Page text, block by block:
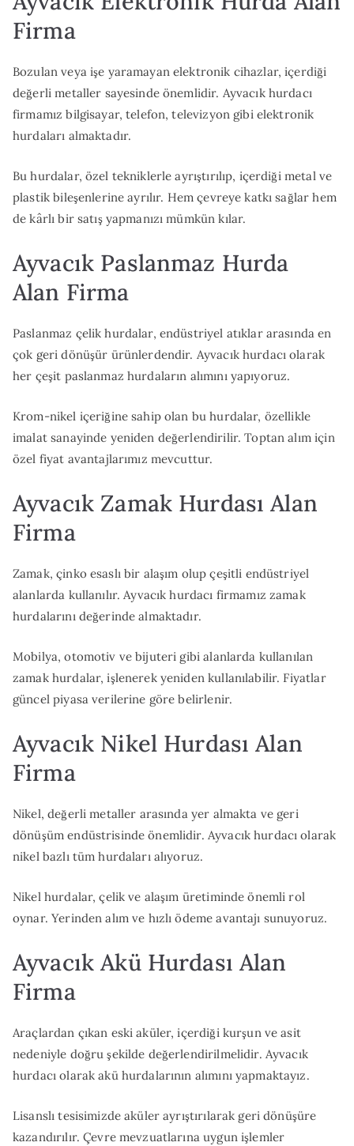
Firma
Bozulan veya işe yaramayan elektronik cihazlar, içerdiği
değerli metaller sayesinde önemlidir. Ayvacık hurdacı
firmamız bilgisayar, telefon, televizyon gibi elektronik
hurdaları almaktadır.
Bu hurdalar, özel tekniklerle ayrıştırılıp, içerdiği metal ve
plastik bileşenlerine ayrılır. Hem çevreye katkı sağlar hem
de kârlı bir satış yapmanızı mümkün kılar.
Ayvacık Paslanmaz Hurda
Alan Firma
Paslanmaz çelik hurdalar, endüstriyel atıklar arasında en
çok geri dönüşür ürünlerdendir. Ayvacık hurdacı olarak
her çeşit paslanmaz hurdaların alımını yapıyoruz.
Krom-nikel içeriğine sahip olan bu hurdalar, özellikle
imalat sanayinde yeniden değerlendirilir. Toptan alım için
özel fiyat avantajlarımız mevcuttur.
Ayvacık Zamak Hurdası Alan
Firma
Zamak, çinko esaslı bir alaşım olup çeşitli endüstriyel
alanlarda kullanılır. Ayvacık hurdacı firmamız zamak
hurdalarını değerinde almaktadır.
Mobilya, otomotiv ve bijuteri gibi alanlarda kullanılan
zamak hurdalar, işlenerek yeniden kullanılabilir. Fiyatlar
güncel piyasa verilerine göre belirlenir.
Ayvacık Nikel Hurdası Alan
Firma
Nikel, değerli metaller arasında yer almakta ve geri
dönüşüm endüstrisinde önemlidir. Ayvacık hurdacı olarak
nikel bazlı tüm hurdaları alıyoruz.
Nikel hurdalar, çelik ve alaşım üretiminde önemli rol
oynar. Yerinden alım ve hızlı ödeme avantajı sunuyoruz.
Ayvacık Akü Hurdası Alan
Firma
Araçlardan çıkan eski aküler, içerdiği kurşun ve asit
nedeniyle doğru şekilde değerlendirilmelidir. Ayvacık
hurdacı olarak akü hurdalarının alımını yapmaktayız.
Lisanslı tesisimizde aküler ayrıştırılarak geri dönüşüre
kazandırılır. Çevre mevzuatlarına uygun işlemler